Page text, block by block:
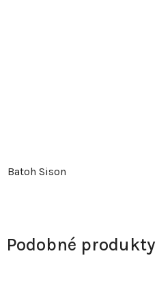
Batoh Sison
Podobné produkty